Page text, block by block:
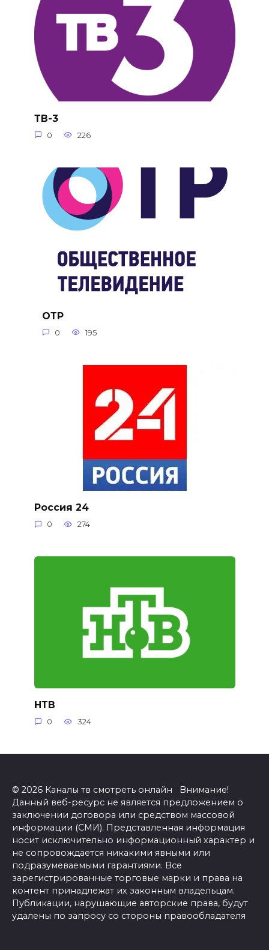
ТВ-3
0 226
ОТР
0 195
Россия 24
0 274
НТВ
0 324
© 2026 Каналы тв смотреть онлайн Внимание!
Данный веб-ресурс не является предложением о
заключении договора или средством массовой
информации (СМИ). Представленная информация
носит исключительно информационный характер и
не сопровождается никакими явными или
подразумеваемыми гарантиями. Все
зарегистрированные торговые марки и права на
контент принадлежат их законным владельцам.
Публикации, нарушающие авторские права, будут
удалены по запросу со стороны правообладателя